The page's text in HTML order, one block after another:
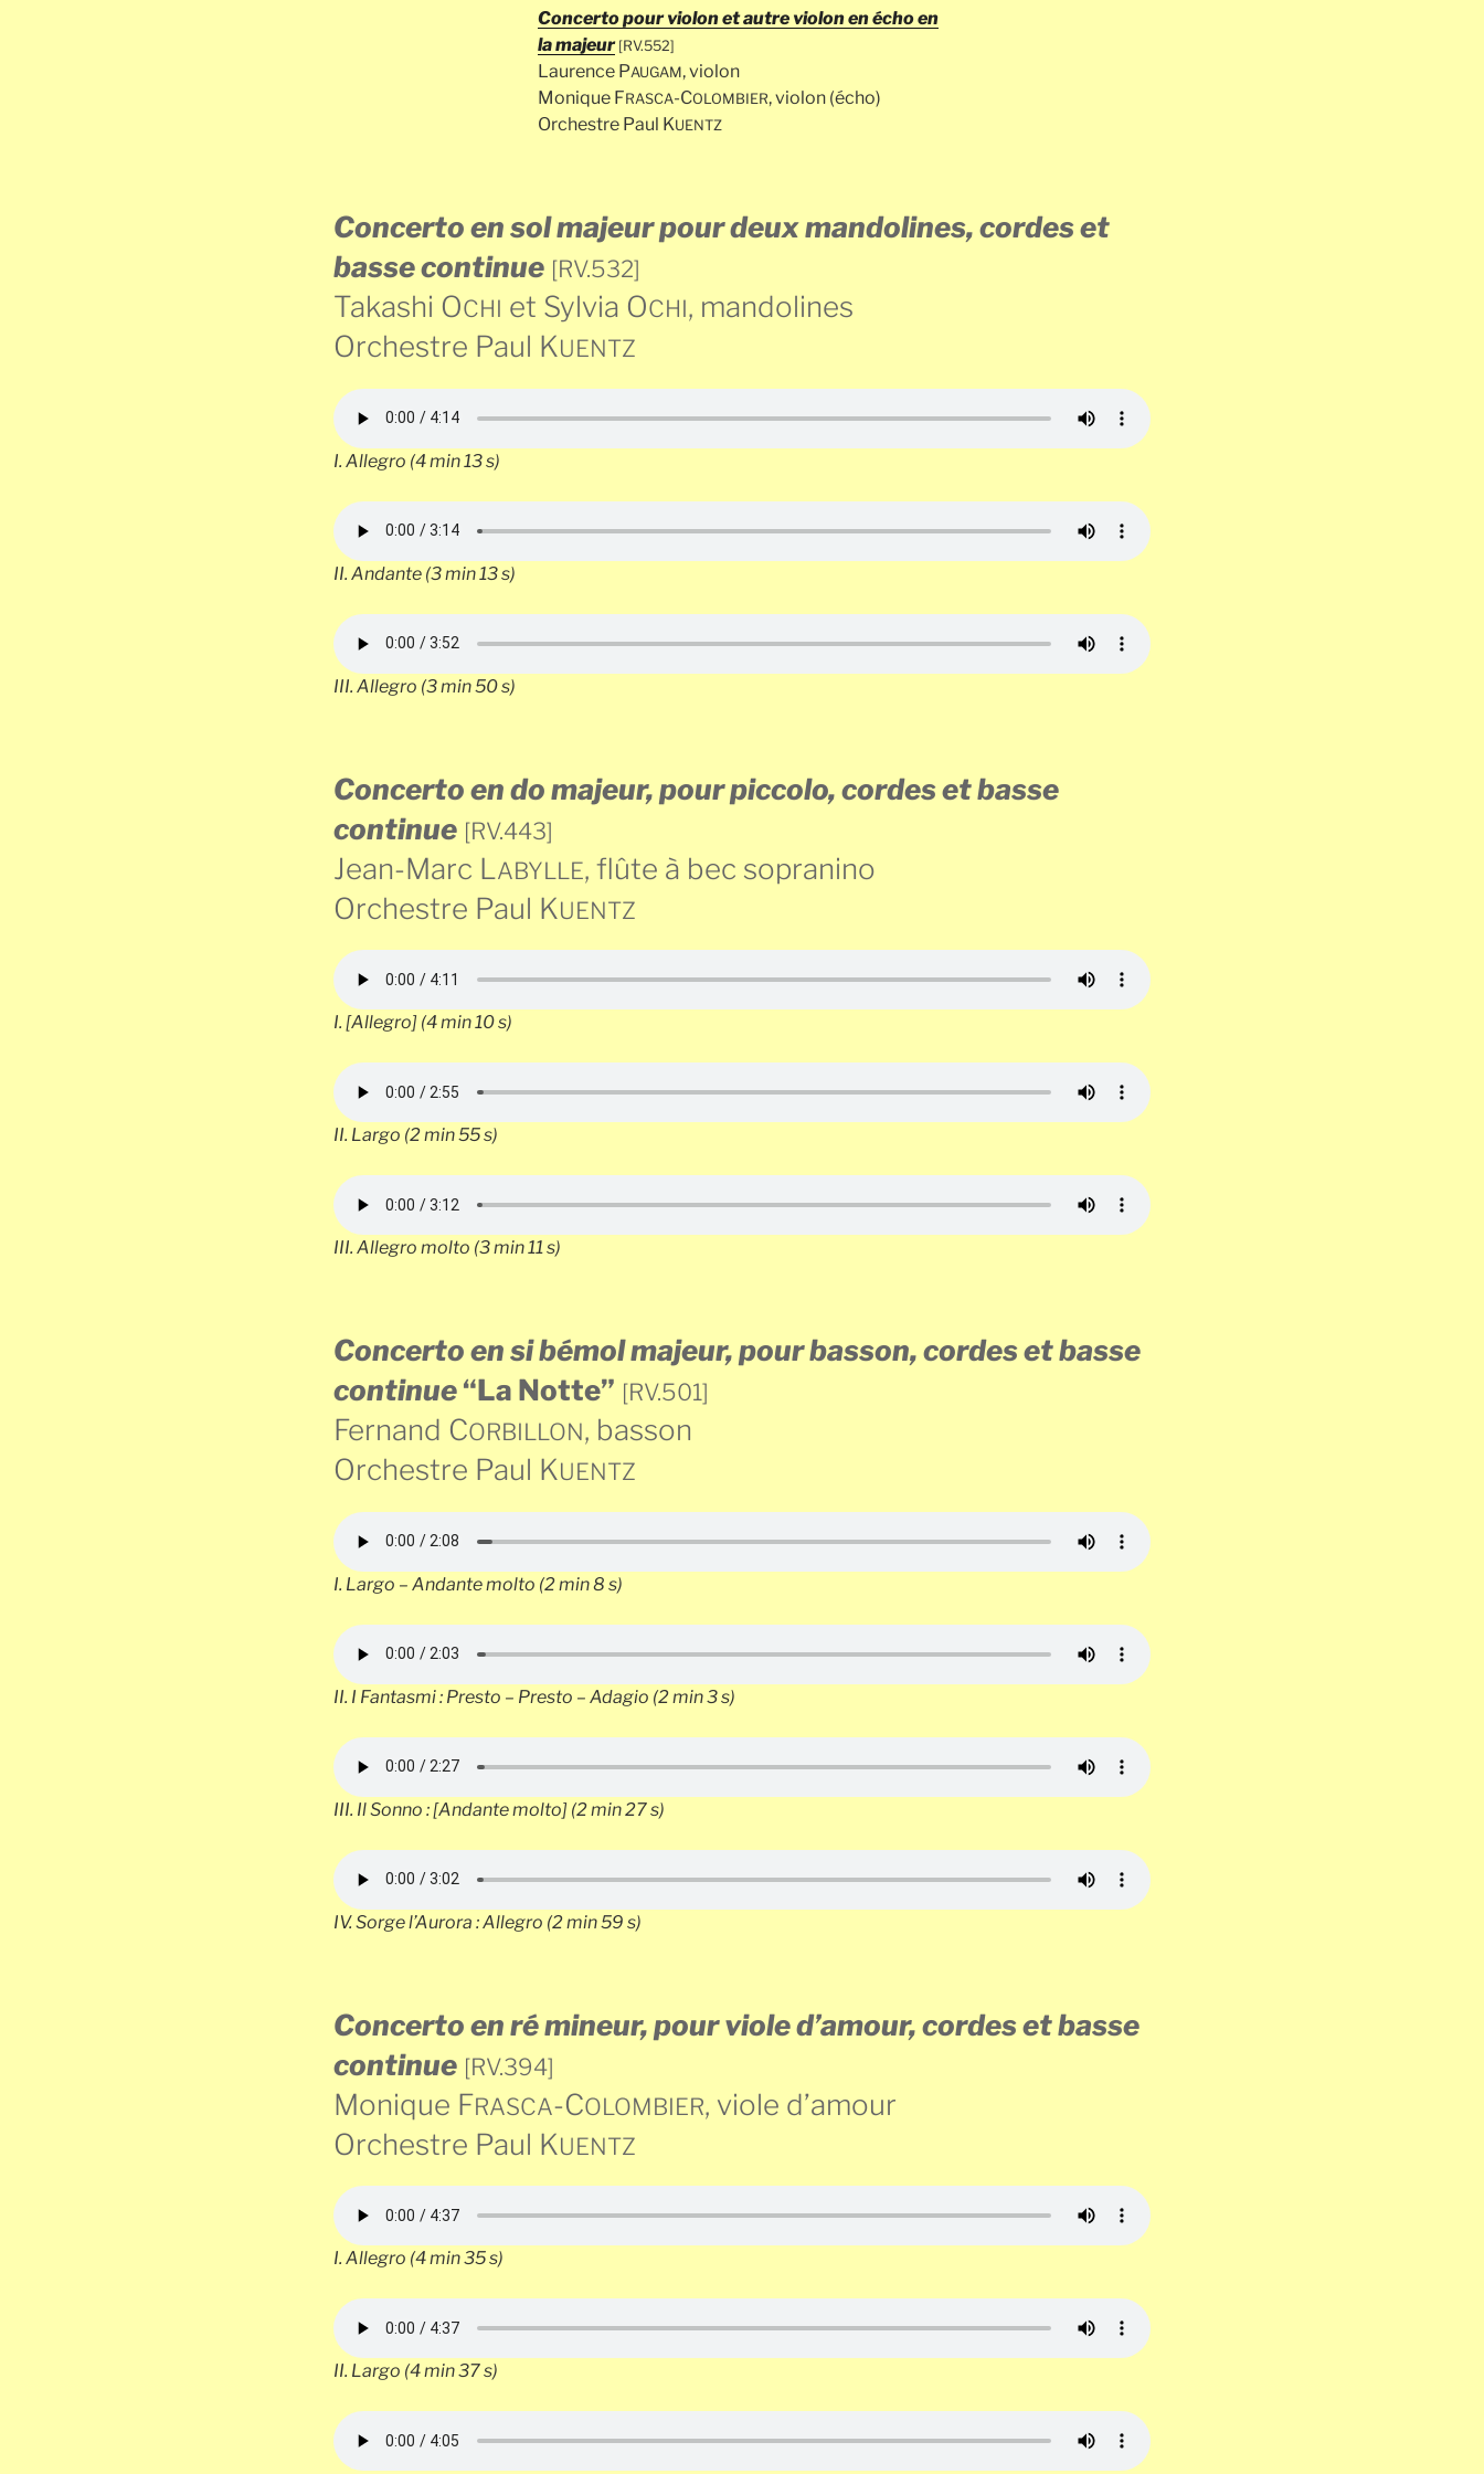
Concerto pour violon et autre violon en écho en
la majeur [RV.552]
Laurence PAUGAM, violon
Monique FRASCA-COLOMBIER, violon (écho)
Orchestre Paul KUENTZ
Concerto en sol majeur pour deux mandolines, cordes et
basse continue [RV.532]
Takashi OCHI et Sylvia OCHI, mandolines
Orchestre Paul KUENTZ
I. Allegro (4 min 13 s)
II. Andante (3 min 13 s)
III. Allegro (3 min 50 s)
Concerto en do majeur, pour piccolo, cordes et basse
continue [RV.443]
Jean-Marc LABYLLE, flûte à bec sopranino
Orchestre Paul KUENTZ
I. [Allegro] (4 min 10 s)
II. Largo (2 min 55 s)
III. Allegro molto (3 min 11 s)
Concerto en si bémol majeur, pour basson, cordes et basse
continue“La Notte” [RV.501]
Fernand CORBILLON, basson
Orchestre Paul KUENTZ
I. Largo – Andante molto (2 min 8 s)
II. I Fantasmi : Presto – Presto – Adagio (2 min 3 s)
III. Il Sonno : [Andante molto] (2 min 27 s)
IV.Sorge l’Aurora : Allegro (2 min 59 s)
Concerto en ré mineur, pour viole d’amour, cordes et basse
continue [RV.394]
Monique FRASCA-COLOMBIER, viole d’amour
Orchestre Paul KUENTZ
I. Allegro (4 min 35 s)
II. Largo (4 min 37 s)